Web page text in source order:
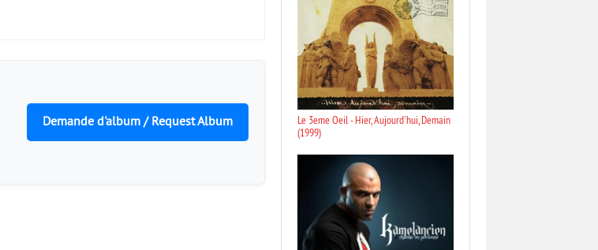
Demande d'album / Request Album
Le 3eme Oeil - Hier, Aujourd'hui, Demain
(1999)